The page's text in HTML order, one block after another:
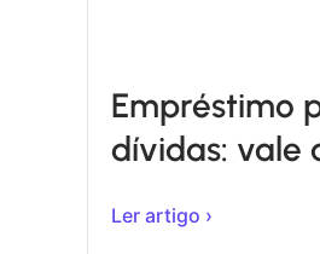
Empréstimo
dívidas: vale
Ler artigo ›